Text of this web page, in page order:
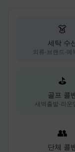
👗
세탁 수
의류·브랜드·예
⛳
골프 콜
새벽출발·라운
👥
단체 콜